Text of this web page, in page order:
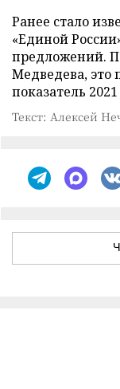
Ранее стало
«Единой
предложений.
Медведева,
показатель
Текст: Алексей